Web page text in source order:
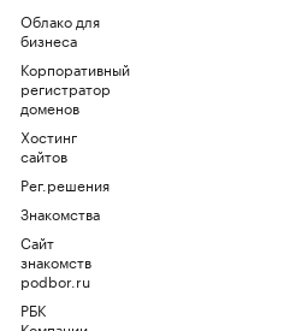
Облако для
бизнеса
Корпоративный
регистратор
доменов
Хостинг
сайтов
Рег.решения
Знакомства
Сайт
знакомств
podbor.ru
РБК